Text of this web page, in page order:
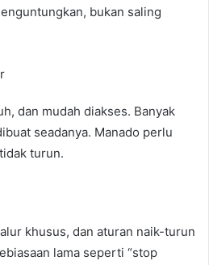
bukan saling
dan mudah diakses. Banyak
seadanya. Manado perlu
turun.
khusus, dan aturan naik-turun
lama seperti “stop